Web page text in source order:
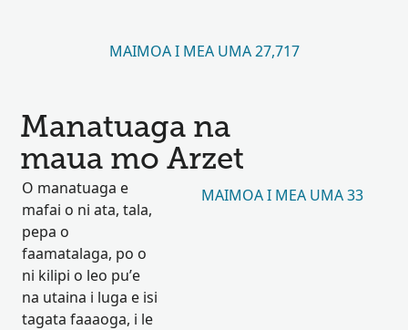
MAIMOA I MEA UMA 27,717
Manatuaga na
maua mo Arzet
O manatuaga e
mafai o ni ata, tala,
pepa o
faamatalaga, po o
ni kilipi o leo pu’e
na utaina i luga e isi
tagata faaaoga, i le
MAIMOA I MEA UMA 33